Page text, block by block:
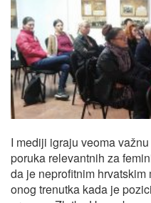
I mediji igraju veoma
poruka relevantnih za
da je neprofitnim
onog trenutka kada je